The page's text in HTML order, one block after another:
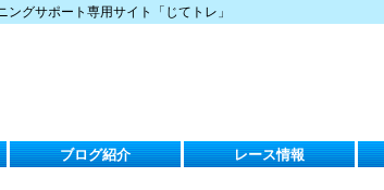
ングサポート専用サイト「じてトレ」
ブログ紹介 レース情報